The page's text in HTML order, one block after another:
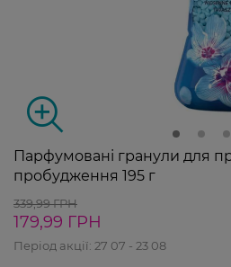
Парфумовані гранули для
пробудження 195 г
339,99 ГРН
179,99 ГРН
Період акції: 27 07 - 23 08